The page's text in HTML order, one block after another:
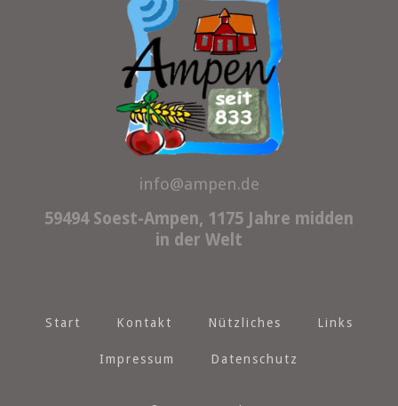
info@ampen.de
59494 Soest-Ampen, 1175 Jahre midden
in der Welt
Start Kontakt Nützliches Links
Impressum Datenschutz